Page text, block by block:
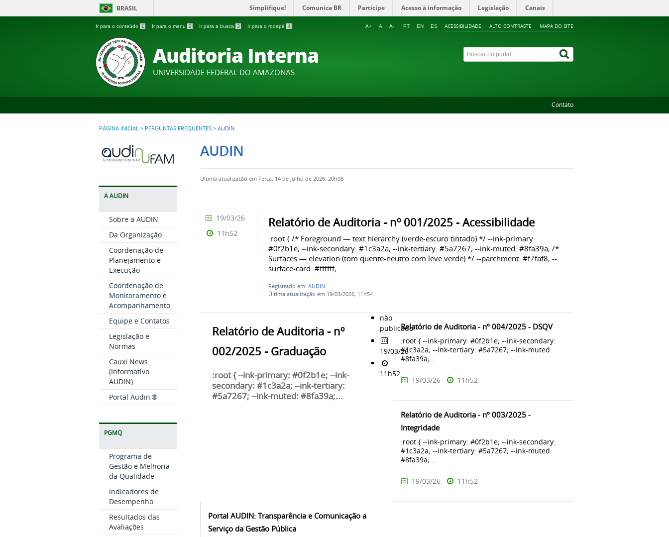
BRASIL Simplifique! Comunica BR Participe Acesso à informação Legislação Canais
Ir para o conteúdo 1 Ir para o menu 2 Ir para a busca 3 Ir para o rodapé 4 ACESSIBILIDADE ALTO CONTRASTE MAPA DO SITE
A+ A A- PT EN ES
Auditoria Interna
UNIVERSIDADE FEDERAL DO AMAZONAS
Contato
PÁGINA INICIAL > PERGUNTAS FREQUENTES > AUDIN
A AUDIN
Sobre a AUDIN
Da Organização
Coordenação de
Planejamento e
Execução
Coordenação de
Monitoramento e
Acompanhamento
Equipe e Contatos
Legislação e
Normas
Cauxi News
(Informativo
AUDIN)
Portal Audin 🌐
PGMQ
Programa de
Gestão e Melhoria
da Qualidade
Indicadores de
Desempenho
Resultados das
Avaliações
AUDIN
Última atualização em Terça, 14 de Julho de 2026, 20h08
Relatório de Auditoria - nº 001/2025 - Acessibilidade
:root { /* Foreground — text hierarchy (verde-escuro tintado) */ --ink-primary:
#0f2b1e; --ink-secondary: #1c3a2a; --ink-tertiary: #5a7267; --ink-muted: #8fa39a; /*
Surfaces — elevation (tom quente-neutro com leve verde) */ --parchment: #f7faf8; --
surface-card: #ffffff;...
Registrado em:AUDIN
Última atualização em 19/03/2026, 11h54
19/03/26
11h52
Relatório de Auditoria - nº
002/2025 - Graduação
:root { --ink-primary: #0f2b1e; --ink-
secondary: #1c3a2a; --ink-tertiary:
#5a7267; --ink-muted: #8fa39a;...
não
publicado
19/03/26
11h52
Relatório de Auditoria - nº 004/2025 - DSQV
:root { --ink-primary: #0f2b1e; --ink-secondary:
#1c3a2a; --ink-tertiary: #5a7267; --ink-muted:
#8fa39a;...
19/03/26 11h52
Relatório de Auditoria - nº 003/2025 -
Integridade
:root { --ink-primary: #0f2b1e; --ink-secondary:
#1c3a2a; --ink-tertiary: #5a7267; --ink-muted:
#8fa39a;...
19/03/26 11h52
Portal AUDIN: Transparência e Comunicação a
Serviço da Gestão Pública